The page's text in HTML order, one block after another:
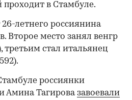
в Стамбуле.
летнего россиянина
Второе место занял венгр
третьим стал итальянец
россиянки
Амина Тагировазавоевали